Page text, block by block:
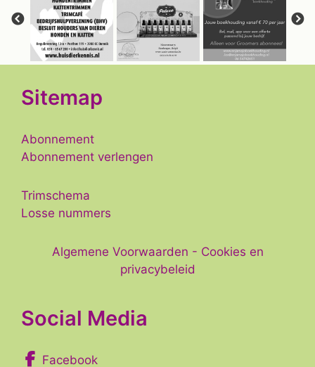
Sitemap
Abonnement
Abonnement verlengen
Trimschema
Losse nummers
Algemene Voorwaarden - Cookies en
privacybeleid
Social Media
Facebook